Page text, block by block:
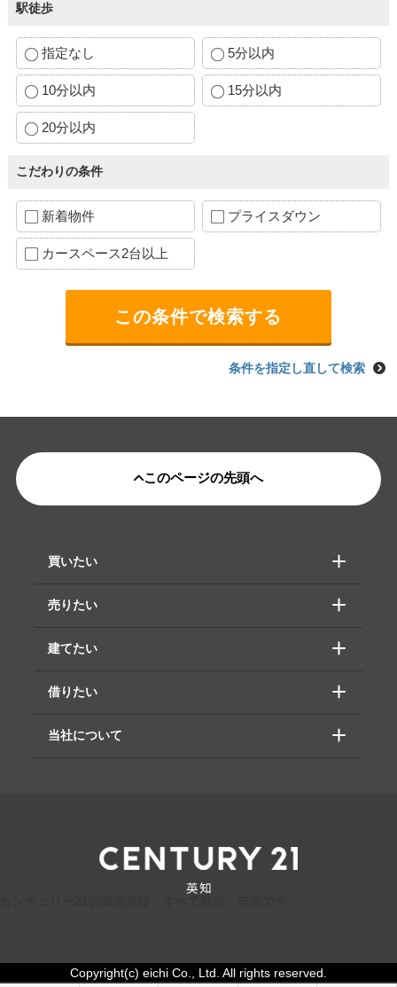
駅徒歩
指定なし 5分以内
10分以内 15分以内
20分以内
こだわりの条件
新着物件 プライスダウン
カースペース2台以上
条件を指定し直して検索
このページの先頭へ
買いたい
売りたい
建てたい
借りたい
当社について
Copyright(c) eichi Co., Ltd. All rights reserved.